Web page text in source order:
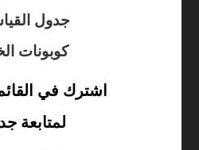
جدول
كوبونات
اشترك في
لمتابعة